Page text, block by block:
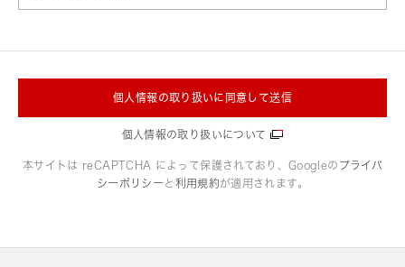
個人情報の取り扱いに同意して送信
個人情報の取り扱いについて
本サイトは reCAPTCHA によって保護されており、Googleの プライバ
シーポリシー と 利用規約が適用されます。